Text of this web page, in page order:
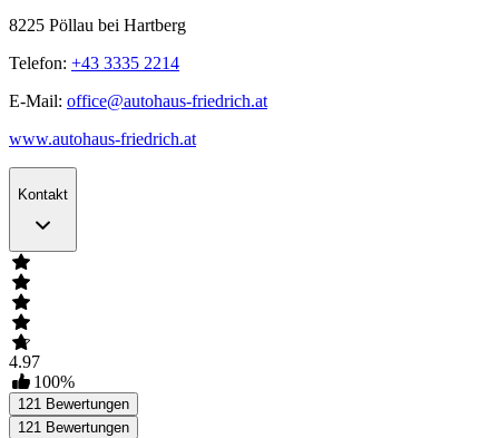
8225 Pöllau bei Hartberg
Telefon: +43 3335 2214
E-Mail: office@autohaus-friedrich.at
www.autohaus-friedrich.at
Kontakt
4.97
100%
121 Bewertungen
121 Bewertungen